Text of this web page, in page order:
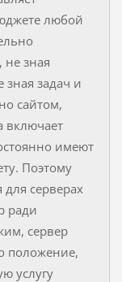
любой
не зная
зная задач и
сайтом,
включает
имеют
Поэтому
серверах
ради
сервер
положение,
услугу